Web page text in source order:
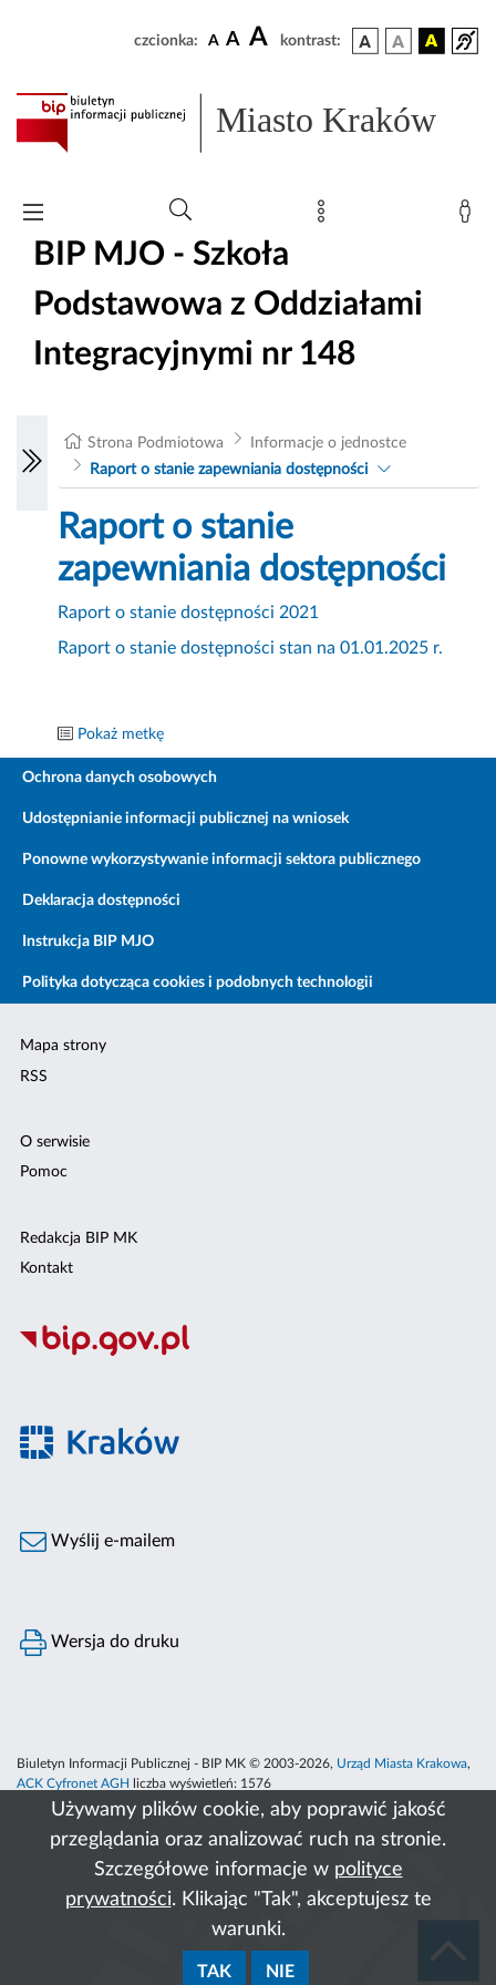
Używamy plików cookie, aby poprawić jakość
przeglądania oraz analizować ruch na stronie.
Szczegółowe informacje w polityce
prywatności. Klikając "Tak", akceptujesz te
warunki.
TAK NIE
czcionka: A A A kontrast:
Miasto Kraków
BIP MJO - Szkoła
Podstawowa z Oddziałami
Integracyjnymi nr 148
Strona Podmiotowa
Informacje o jednostce
Raport o stanie zapewniania dostępności
Raport o stanie
zapewniania dostępności
Raport o stanie dostępności 2021
Raport o stanie dostępności stan na 01.01.2025 r.
Pokaż metkę
Ochrona danych osobowych
Udostępnianie informacji publicznej na wniosek
Ponowne wykorzystywanie informacji sektora publicznego
Deklaracja dostępności
Instrukcja BIP MJO
Polityka dotycząca cookies i podobnych technologii
Mapa strony
RSS
O serwisie
Pomoc
Redakcja BIP MK
Kontakt
Wyślij e-mailem
Wersja do druku
Biuletyn Informacji Publicznej - BIP MK © 2003-2026, Urząd Miasta Krakowa,
ACK Cyfronet AGH
liczba wyświetleń: 1576